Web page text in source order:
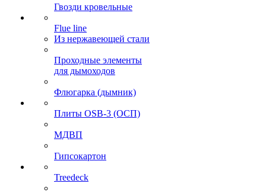
Гвозди кровельные
Flue line
Из нержавеющей стали
Проходные элементы
для дымоходов
Флюгарка (дымник)
Плиты OSB-3 (ОСП)
МДВП
Гипсокартон
Treedeck